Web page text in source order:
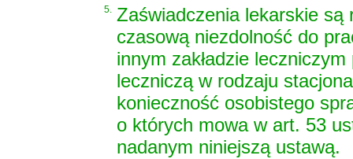
5. Zaświadczenia lekarskie są
czasową niezdolność do
innym zakładzie
leczniczą w rodzaju
konieczność osobistego
o których mowa w art. 53
nadanym niniejszą ustawą.